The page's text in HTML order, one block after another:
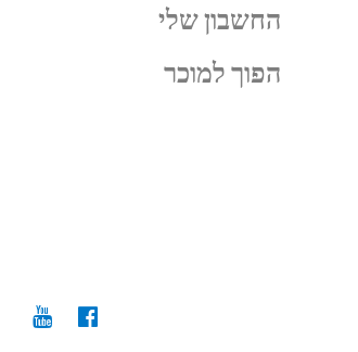
החשבון שלי
הפוך למוכר